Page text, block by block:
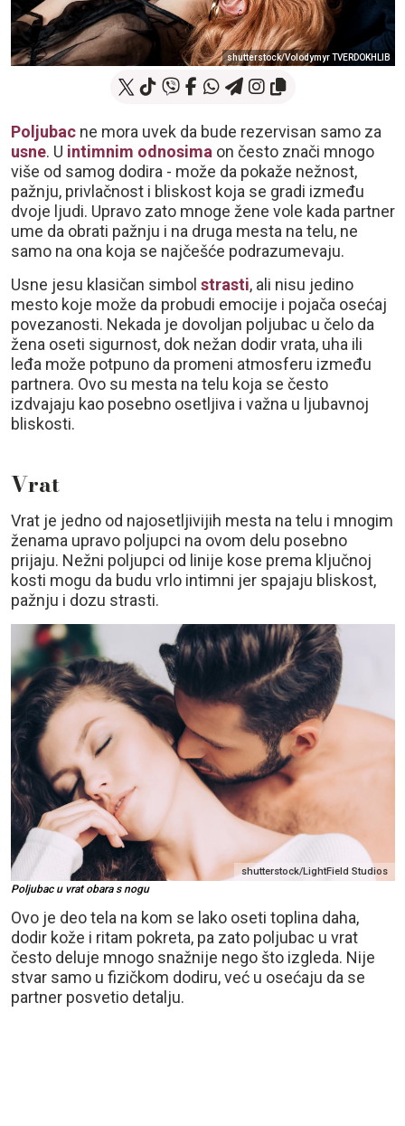
shutterstock/Volodymyr TVERDOKHLIB
Poljubacne mora uvek da bude rezervisan samo za
usne. U intimnim odnosimaon često znači mnogo
više od samog dodira - može da pokaže nežnost,
pažnju, privlačnost i bliskost koja se gradi između
dvoje ljudi. Upravo zato mnoge žene vole kada partner
ume da obrati pažnju i na druga mesta na telu, ne
samo na ona koja se najčešće podrazumevaju.
Usne jesu klasičan simbol strasti, ali nisu jedino
mesto koje može da probudi emocije i pojača osećaj
povezanosti. Nekada je dovoljan poljubac u čelo da
žena oseti sigurnost, dok nežan dodir vrata, uha ili
leđa može potpuno da promeni atmosferu između
partnera. Ovo su mesta na telu koja se često
izdvajaju kao posebno osetljiva i važna u ljubavnoj
bliskosti.
Vrat
Vrat je jedno od najosetljivijih mesta na telu i mnogim
ženama upravo poljupci na ovom delu posebno
prijaju. Nežni poljupci od linije kose prema ključnoj
kosti mogu da budu vrlo intimni jer spajaju bliskost,
pažnju i dozu strasti.
shutterstock/LightField Studios
Poljubac u vrat obara s nogu
Ovo je deo tela na kom se lako oseti toplina daha,
dodir kože i ritam pokreta, pa zato poljubac u vrat
često deluje mnogo snažnije nego što izgleda. Nije
stvar samo u fizičkom dodiru, već u osećaju da se
partner posvetio detalju.